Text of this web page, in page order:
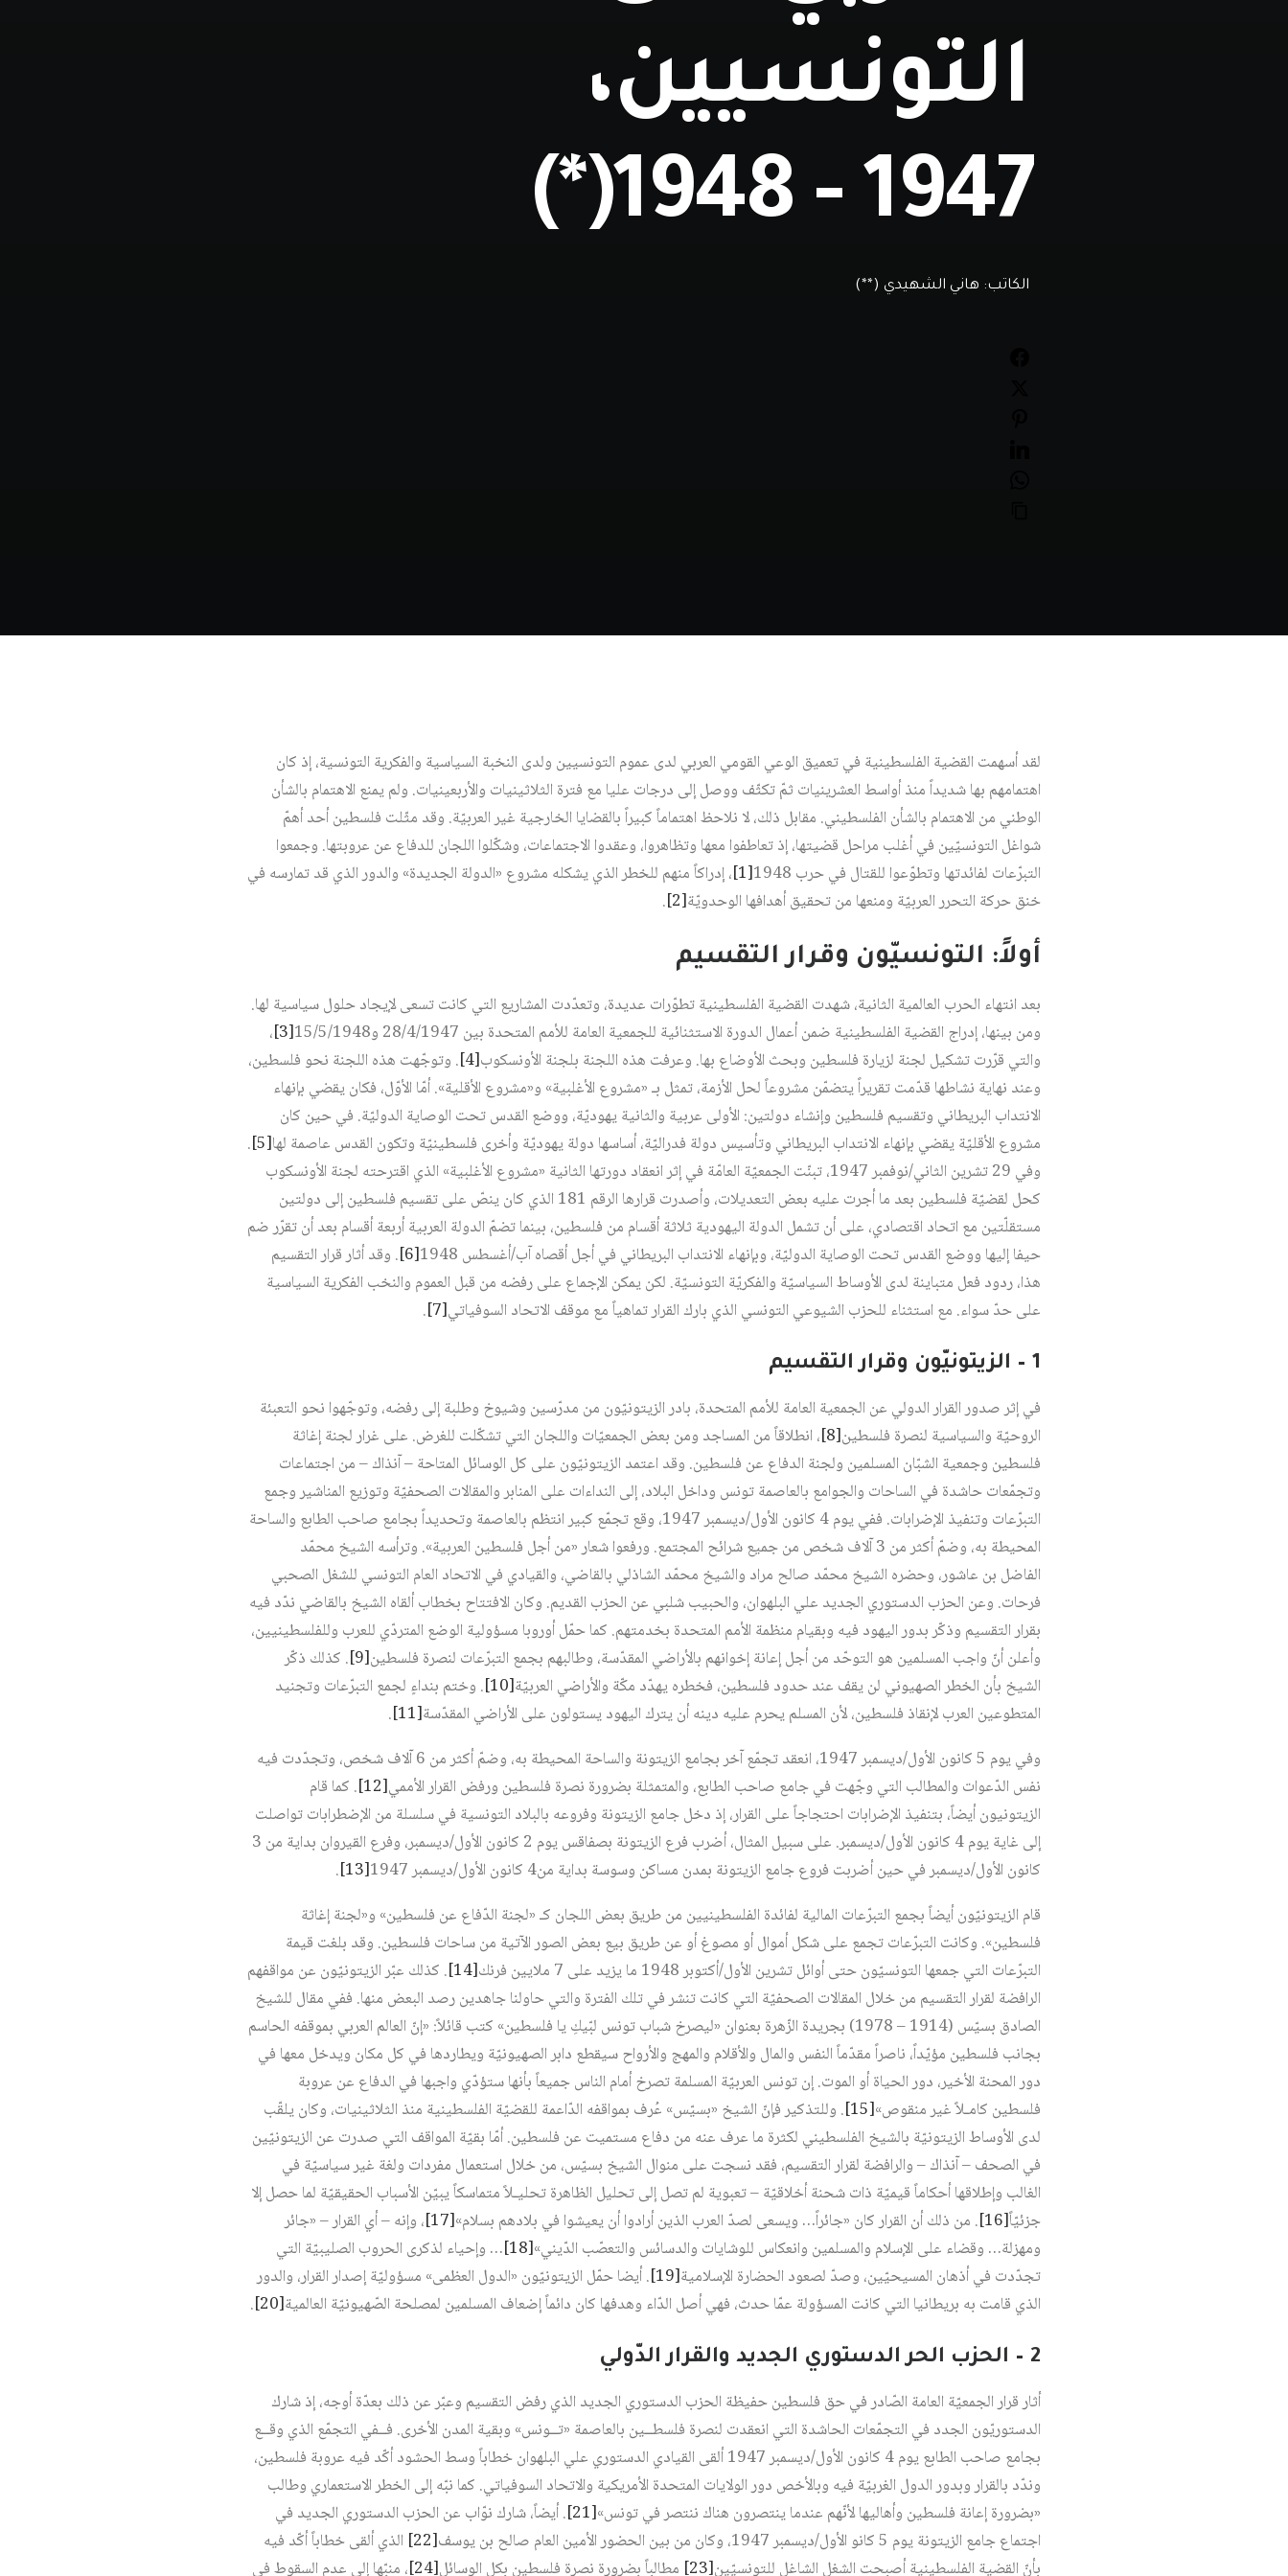
التونسيين،
1947 - 1948(*)
الكاتب: هاني الشهيدي (**)
لقد أسهمت القضية الفلسطينية في تعميق الوعي القومي العربي لدى عموم التونسيين ولدى النخبة السياسية والفكرية التونسية، إذ كان
اهتمامهم بها شديداً منذ أواسط العشرينيات ثمّ تكثّف ووصل إلى درجات عليا مع فترة الثلاثينيات والأربعينيات. ولم يمنع الاهتمام بالشأن
الوطني من الاهتمام بالشأن الفلسطيني. مقابل ذلك، لا نلاحظ اهتماماً كبيراً بالقضايا الخارجية غير العربيّة. وقد مثّلت فلسطين أحد أهمّ
شواغل التونسيّين في أغلب مراحل قضيتها، إذ تعاطفوا معها وتظاهروا، وعقدوا الاجتماعات، وشكّلوا اللجان للدفاع عن عروبتها. وجمعوا
التبرّعات لفائدتها وتطوّعوا للقتال في حرب 1948‏
[1]
، إدراكاً منهم للخطر الذي يشكله مشروع «الدولة الجديدة» والدور الذي قد تمارسه في
خنق حركة التحرر العربيّة ومنعها من تحقيق أهدافها الوحدويّة‏[2]
.
أولاً: التونسيّون وقرار التقسيم
بعد انتهاء الحرب العالمية الثانية، شهدت القضية الفلسطينية تطوّرات عديدة، وتعدّدت المشاريع التي كانت تسعى لإيجاد حلول سياسية لها.
ومن بينها، إدراج القضية الفلسطينية ضمن أعمال الدورة الاستثنائية للجمعية العامة للأمم المتحدة بين 28/4/1947 و15/5/1948‏
[3]
،
والتي قرّرت تشكيل لجنة لزيارة فلسطين وبحث الأوضاع بها. وعرفت هذه اللجنة بلجنة الأونسكوب‏[4]
. وتوجّهت هذه اللجنة نحو فلسطين،
وعند نهاية نشاطها قدّمت تقريراً يتضمّن مشروعاً لحل الأزمة، تمثل بـ «مشروع الأغلبية» و«مشروع الأقلية». أمّا الأوّل، فكان يقضي بإنهاء
الانتداب البريطاني وتقسيم فلسطين وإنشاء دولتين: الأولى عربية والثانية يهوديّة، ووضع القدس تحت الوصاية الدوليّة. في حين كان
مشروع الأقليّة يقضي بإنهاء الانتداب البريطاني وتأسيس دولة فدراليّة، أساسها دولة يهوديّة وأخرى فلسطينيّة وتكون القدس عاصمة لها‏[5]
.
وفي 29 تشرين الثاني/نوفمبر 1947، تبنّت الجمعيّة العامّة في إثر انعقاد دورتها الثانية «مشروع الأغلبية» الذي اقترحته لجنة الأونسكوب
كحل لقضيّة فلسطين بعد ما أجرت عليه بعض التعديلات، وأصدرت قرارها الرقم 181 الذي كان ينصّ على تقسيم فلسطين إلى دولتين
مستقلّتين مع اتحاد اقتصادي، على أن تشمل الدولة اليهودية ثلاثة أقسام من فلسطين، بينما تضمّ الدولة العربية أربعة أقسام بعد أن تقرّر ضم
حيفا إليها ووضع القدس تحت الوصاية الدوليّة، وبإنهاء الانتداب البريطاني في أجل أقصاه آب/أغسطس 1948‏
[6]
. وقد أثار قرار التقسيم
هذا، ردود فعل متباينة لدى الأوساط السياسيّة والفكريّة التونسيّة. لكن يمكن الإجماع على رفضه من قبل العموم والنخب الفكرية السياسية
على حدّ سواء. مع استثناء للحزب الشيوعي التونسي الذي بارك القرار تماهياً مع موقف الاتحاد السوفياتي‏[7]
.
1 – الزيتونيّون وقرار التقسيم
في إثر صدور القرار الدولي عن الجمعية العامة للأمم المتحدة، بادر الزيتونيّون من مدرّسين وشيوخ وطلبة إلى رفضه، وتوجّهوا نحو التعبئة
الروحيّة والسياسية لنصرة فلسطين‏[8]
، انطلاقاً من المساجد ومن بعض الجمعيّات واللجان التي تشكّلت للغرض. على غرار لجنة إغاثة
فلسطين وجمعية الشبّان المسلمين ولجنة الدفاع عن فلسطين. وقد اعتمد الزيتونيّون على كل الوسائل المتاحة – آنذاك – من اجتماعات
وتجمّعات حاشدة في الساحات والجوامع بالعاصمة تونس وداخل البلاد، إلى النداءات على المنابر والمقالات الصحفيّة وتوزيع المناشير وجمع
التبرّعات وتنفيذ الإضرابات. ففي يوم 4 كانون الأول/ديسمبر 1947، وقع تجمّع كبير انتظم بالعاصمة وتحديداً بجامع صاحب الطابع والساحة
المحيطة به، وضمّ أكثر من 3 آلاف شخص من جميع شرائح المجتمع. ورفعوا شعار «من أجل فلسطين العربية». وترأسه الشيخ محمّد
الفاضل بن عاشور، وحضره الشيخ محمّد صالح مراد والشيخ محمّد الشاذلي بالقاضي، والقيادي في الاتحاد العام التونسي للشغل الصحبي
فرحات. وعن الحزب الدستوري الجديد علي البلهوان، والحبيب شلبي عن الحزب القديم. وكان الافتتاح بخطاب ألقاه الشيخ بالقاضي ندّد فيه
بقرار التقسيم وذكّر بدور اليهود فيه وبقيام منظمة الأمم المتحدة بخدمتهم. كما حمّل أوروبا مسؤولية الوضع المتردّي للعرب وللفلسطينيين،
وأعلن أنّ واجب المسلمين هو التوحّد من أجل إعانة إخوانهم بالأراضي المقدّسة، وطالبهم بجمع التبرّعات لنصرة فلسطين‏[9]
. كذلك ذكّر
الشيخ بأن الخطر الصهيوني لن يقف عند حدود فلسطين، فخطره يهدّد مكّة والأراضي العربيّة‏[10]
. وختم بنداءٍ لجمع التبرّعات وتجنيد
المتطوعين العرب لإنقاذ فلسطين، لأن المسلم يحرم عليه دينه أن يترك اليهود يستولون على الأراضي المقدّسة‏[11]
.
وفي يوم 5 كانون الأول/ديسمبر 1947، انعقد تجمّع آخر بجامع الزيتونة والساحة المحيطة به، وضمّ أكثر من 6 آلاف شخص، وتجدّدت فيه
نفس الدّعوات والمطالب التي وجّهت في جامع صاحب الطابع، والمتمثلة بضرورة نصرة فلسطين ورفض القرار الأممي‏[12]
. كما قام
الزيتونيون أيضاً، بتنفيذ الإضرابات احتجاجاً على القرار، إذ دخل جامع الزيتونة وفروعه بالبلاد التونسية في سلسلة من الإضطرابات تواصلت
إلى غاية يوم 4 كانون الأول/ديسمبر. على سبيل المثال، أضرب فرع الزيتونة بصفاقس يوم 2 كانون الأول/ديسمبر، وفرع القيروان بداية من 3
كانون الأول/ديسمبر في حين أضربت فروع جامع الزيتونة بمدن مساكن وسوسة بداية من4 كانون الأول/ديسمبر 1947‏
[13]
.
قام الزيتونيّون أيضاً بجمع التبرّعات المالية لفائدة الفلسطينيين من طريق بعض اللجان كـ «لجنة الدّفاع عن فلسطين» و«لجنة إغاثة
فلسطين». وكانت التبرّعات تجمع على شكل أموال أو مصوغ أو عن طريق بيع بعض الصور الآتية من ساحات فلسطين. وقد بلغت قيمة
التبرّعات التي جمعها التونسيّون حتى أوائل تشرين الأول/أكتوبر 1948 ما يزيد على 7 ملايين فرنك‏
[14]
. كذلك عبّر الزيتونيّون عن مواقفهم
الرافضة لقرار التقسيم من خلال المقالات الصحفيّة التي كانت تنشر في تلك الفترة والتي حاولنا جاهدين رصد البعض منها. ففي مقال للشيخ
الصادق بسيّس (1914 – 1978) بجريدة الزّهرة بعنوان «ليصرخ شباب تونس لبّيكِ يا فلسطين» كتب قائلاً: «إنّ العالم العربي بموقفه الحاسم
بجانب فلسطين مؤيّداً، ناصراً مقدّماً النفس والمال والأقلام والمهج والأرواح سيقطع دابر الصهيونيّة ويطاردها في كل مكان ويدخل معها في
دور المحنة الأخير، دور الحياة أو الموت. إن تونس العربيّة المسلمة تصرخ أمام الناس جميعاً بأنها ستؤدّي واجبها في الدفاع عن عروبة
فلسطين كامـلاً غير منقوص»‏[15]
. وللتذكير فإنّ الشيخ «بسيّس» عُرف بمواقفه الدّاعمة للقضيّة الفلسطينية منذ الثلاثينيات، وكان يلقّب
لدى الأوساط الزيتونيّة بالشيخ الفلسطيني لكثرة ما عرف عنه من دفاع مستميت عن فلسطين. أمّا بقيّة المواقف التي صدرت عن الزيتونيّين
في الصحف – آنذاك – والرافضة لقرار التقسيم، فقد نسجت على منوال الشيخ بسيّس، من خلال استعمال مفردات ولغة غير سياسيّة في
الغالب وإطلاقها أحكاماً قيميّة ذات شحنة أخلاقيّة – تعبوية لم تصل إلى تحليل الظاهرة تحليـلاً متماسكاً يبيّن الأسباب الحقيقيّة لما حصل إلا
جزئيّاً‏[16] . من ذلك أن القرار كان «جائراً… ويسعى لصدّ العرب الذين أرادوا أن يعيشوا في بلادهم بسلام»‏[17]
، وإنه – أي القرار – «جائر
ومهزلة… وقضاء على الإسلام والمسلمين وانعكاس للوشايات والدسائس والتعصّب الدّيني»‏[18]
… وإحياء لذكرى الحروب الصليبيّة التي
تجدّدت في أذهان المسيحيّين، وصدّ لصعود الحضارة الإسلامية‏[19]
. أيضا حمّل الزيتونيّون «الدول العظمى» مسؤوليّة إصدار القرار، والدور
الذي قامت به بريطانيا التي كانت المسؤولة عمّا حدث، فهي أصل الدّاء وهدفها كان دائماً إضعاف المسلمين لمصلحة الصّهيونيّة العالمية‏[20]
.
2 – الحزب الحر الدستوري الجديد والقرار الدّولي
أثار قرار الجمعيّة العامة الصّادر في حق فلسطين حفيظة الحزب الدستوري الجديد الذي رفض التقسيم وعبّر عن ذلك بعدّة أوجه، إذ شارك
الدستوريّون الجدد في التجمّعات الحاشدة التي انعقدت لنصرة فلسطــين بالعاصمة «تــونس» وبقية المدن الأخرى. فــفي التجمّع الذي وقــع
بجامع صاحب الطابع يوم 4 كانون الأول/ديسمبر 1947 ألقى القيادي الدستوري علي البلهوان خطاباً وسط الحشود أكّد فيه عروبة فلسطين،
وندّد بالقرار وبدور الدول الغربيّة فيه وبالأخص دور الولايات المتحدة الأمريكية والاتحاد السوفياتي. كما نبّه إلى الخطر الاستعماري وطالب
«بضرورة إعانة فلسطين وأهاليها لأنّهم عندما ينتصرون هناك ننتصر في تونس»‏[21]
. أيضاً، شارك نوّاب عن الحزب الدستوري الجديد في
اجتماع جامع الزيتونة يوم 5 كانو الأول/ديسمبر 1947، وكان من بين الحضور الأمين العام صالح بن يوسف‏
[22]
الذي ألقى خطاباً أكّد فيه
بأنّ القضية الفلسطينية أصبحت الشغل الشاغل للتونسيّين‏[23] مطالباً بضرورة نصرة فلسطين بكل الوسائل‏[24] ، منبّها إلى عدم السقوط في